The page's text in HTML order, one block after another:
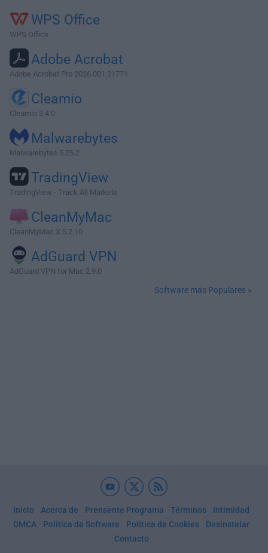
WPS Office
WPS Office
Adobe Acrobat
Adobe Acrobat Pro 2026.001.21771
Cleamio
Cleamio 3.4.0
Malwarebytes
Malwarebytes 5.25.2
TradingView
TradingView - Track All Markets
CleanMyMac
CleanMyMac X 5.2.10
AdGuard VPN
AdGuard VPN for Mac 2.9.0
Software más Populares »
Inicio Acerca de Prensente Programa Términos
Intimidad
DMCA
Política de Software Política de Cookies
Desinstalar
Contacto